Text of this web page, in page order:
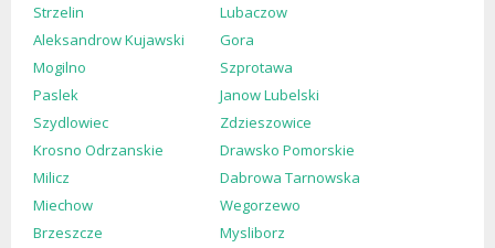
Strzelin
Lubaczow
Aleksandrow Kujawski
Gora
Mogilno
Szprotawa
Paslek
Janow Lubelski
Szydlowiec
Zdzieszowice
Krosno Odrzanskie
Drawsko Pomorskie
Milicz
Dabrowa Tarnowska
Miechow
Wegorzewo
Brzeszcze
Mysliborz